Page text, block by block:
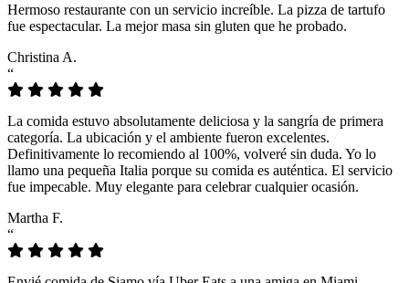
Hermoso restaurante con un servicio increíble. La pizza de tartufo
fue espectacular. La mejor masa sin gluten que he probado.
Christina A.
“
La comida estuvo absolutamente deliciosa y la sangría de primera
categoría. La ubicación y el ambiente fueron excelentes.
Definitivamente lo recomiendo al 100%, volveré sin duda. Yo lo
llamo una pequeña Italia porque su comida es auténtica. El servicio
fue impecable. Muy elegante para celebrar cualquier ocasión.
Martha F.
“